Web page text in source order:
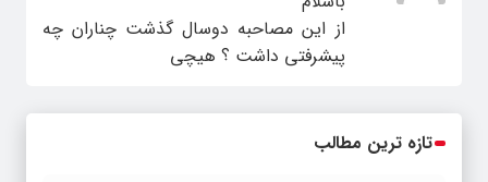
از این مصاحبه دوسال گذشت چناران چه
پیشرفتی داشت ؟ هیچی
تازه ترین مطالب